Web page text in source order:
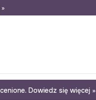
na zwrot
Dowiedz się więcej »